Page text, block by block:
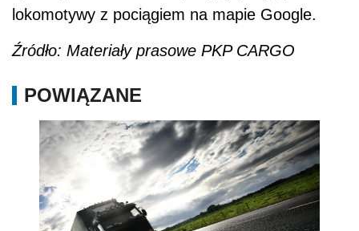
lokomotywy z pociągiem na mapie Google.
Źródło: Materiały prasowe PKP CARGO
POWIĄZANE